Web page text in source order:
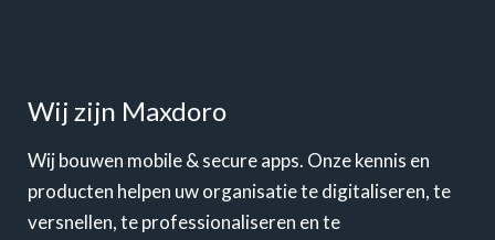
Wij zijn Maxdoro
Wij bouwen mobile & secure apps. Onze kennis en
producten helpen uw organisatie te digitaliseren, te
versnellen, te professionaliseren en te